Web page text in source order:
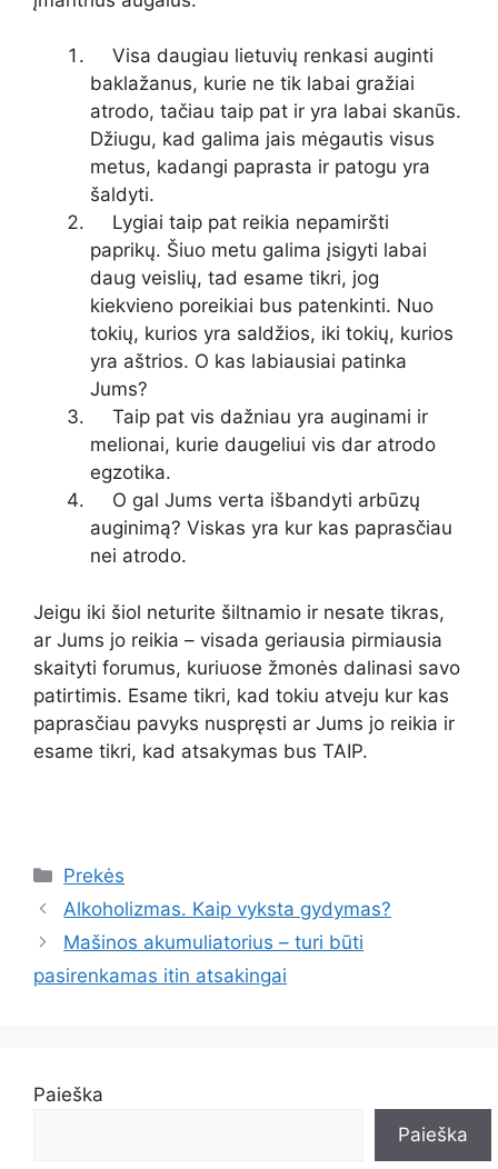
Visa daugiau lietuvių renkasi auginti
baklažanus, kurie ne tik labai gražiai
atrodo, tačiau taip pat ir yra labai skanūs.
Džiugu, kad galima jais mėgautis visus
metus, kadangi paprasta ir patogu yra
šaldyti.
Lygiai taip pat reikia nepamiršti
paprikų. Šiuo metu galima įsigyti labai
daug veislių, tad esame tikri, jog
kiekvieno poreikiai bus patenkinti. Nuo
tokių, kurios yra saldžios, iki tokių, kurios
yra aštrios. O kas labiausiai patinka
Jums?
Taip pat vis dažniau yra auginami ir
melionai, kurie daugeliui vis dar atrodo
egzotika.
O gal Jums verta išbandyti arbūzų
auginimą? Viskas yra kur kas paprasčiau
nei atrodo.
Jeigu iki šiol neturite šiltnamio ir nesate tikras,
ar Jums jo reikia – visada geriausia pirmiausia
skaityti forumus, kuriuose žmonės dalinasi savo
patirtimis. Esame tikri, kad tokiu atveju kur kas
paprasčiau pavyks nuspręsti ar Jums jo reikia ir
esame tikri, kad atsakymas bus TAIP.
Kategorijos
Prekės
Alkoholizmas. Kaip vyksta gydymas?
Mašinos akumuliatorius – turi būti
pasirenkamas itin atsakingai
Paieška
Paieška